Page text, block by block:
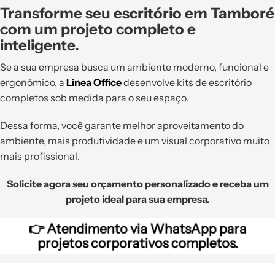
Transforme seu escritório em Tamboré
com um projeto completo e
inteligente.
Se a sua empresa busca um ambiente moderno, funcional e
ergonômico, a Linea Officedesenvolve kits de escritório
completos sob medida para o seu espaço.
Dessa forma, você garante melhor aproveitamento do
ambiente, mais produtividade e um visual corporativo muito
mais profissional.
Solicite agora seu orçamento personalizado e receba um
projeto ideal para sua empresa.
👉Atendimento via WhatsApp para
projetos corporativos completos.